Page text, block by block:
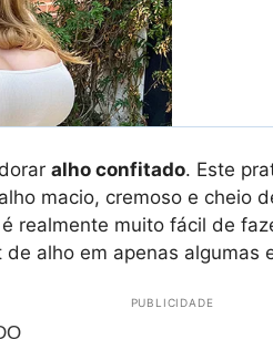
alho confitado. Este
macio, cremoso e cheio
realmente muito fácil de
alho em apenas algumas
PUBLICIDADE